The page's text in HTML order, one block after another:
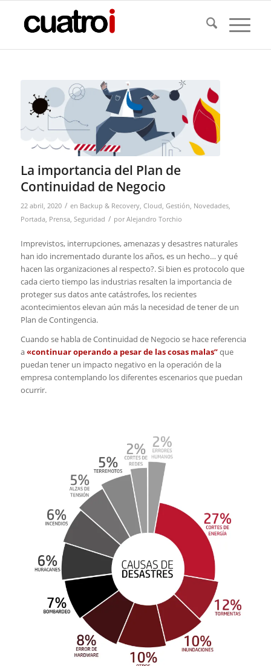
La importancia del Plan de
Continuidad de Negocio
22 abril, 2020 / en Backup & Recovery, Cloud Gestión Novedades,
Portada, Prensa, Seguridad / porAlejandro Torchio
Imprevistos, interrupciones, amenazas y desastres naturales
han ido incrementado durante los años, es un hecho… y qué
hacen las organizaciones al respecto?. Si bien es protocolo que
cada cierto tiempo las industrias resalten la importancia de
proteger sus datos ante catástrofes, los recientes
acontecimientos elevan aún más la necesidad de tener de un
Plan de Contingencia.
Cuando se habla de Continuidad de Negocio se hace referencia
a«continuar operando a pesar de las cosas malas”que
puedan tener un impacto negativo en la operación de la
empresa contemplando los diferentes escenarios que puedan
ocurrir.